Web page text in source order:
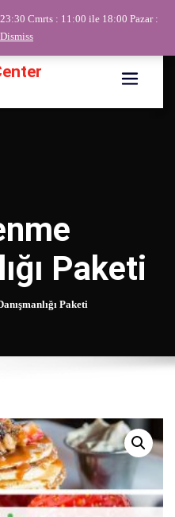
Paketi
Paketi
Cmrts : 11:00 ile 18:00 Pazar :
Dismiss